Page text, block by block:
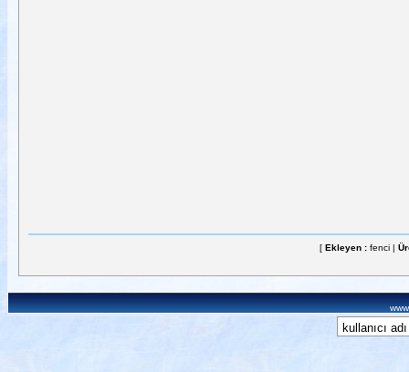
[ Ekleyen : fenci |